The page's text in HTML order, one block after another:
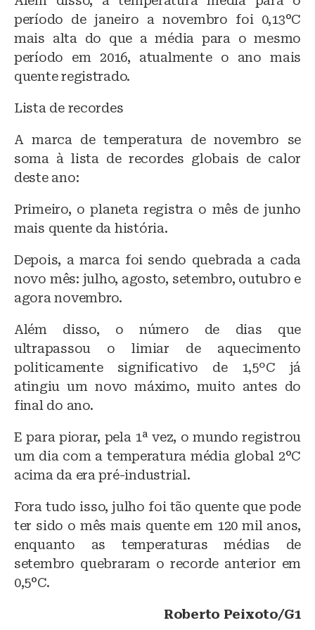
período de janeiro a novembro foi 0,13°C
mais alta do que a média para o mesmo
período em 2016, atualmente o ano mais
quente registrado.
Lista de recordes
A marca de temperatura de novembro se
soma à lista de recordes globais de calor
deste ano:
Primeiro, o planeta registra o mês de junho
mais quente da história.
Depois, a marca foi sendo quebrada a cada
novo mês: julho, agosto, setembro, outubro e
agora novembro.
Além disso, o número de dias que
ultrapassou o limiar de aquecimento
politicamente significativo de 1,5ºC já
atingiu um novo máximo, muito antes do
final do ano.
E para piorar, pela 1ª vez, o mundo registrou
um dia com a temperatura média global 2°C
acima da era pré-industrial.
Fora tudo isso, julho foi tão quente que pode
ter sido o mês mais quente em 120 mil anos,
enquanto as temperaturas médias de
setembro quebraram o recorde anterior em
0,5°C.
Roberto Peixoto/G1